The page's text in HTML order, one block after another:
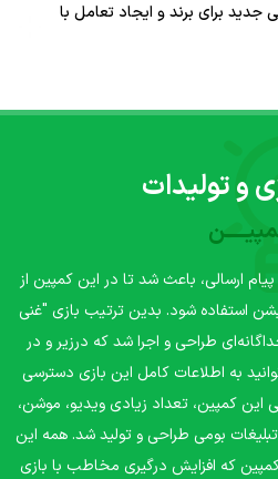
جدید برای برند و ایجاد تعامل با
و تولیدات
ارسالی، باعث شد تا در این کمپین از
استفاده شود. بدین ترتیب بازی "غنی
طراحی و اجرا شد که درزیر و در
به اطلاعات کامل این بازی دسترسی
این کمپین، تعداد زیادی ویدیو، موشن،
تبلیغات بومی طراحی و تولید شد. همه این
که افزایش درگیری مخاطب با بازی